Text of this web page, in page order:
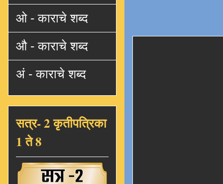
ओ - काराचे शब्द
औ - काराचे शब्द
अं - काराचे शब्द
सत्र- 2 कृतीपत्रिका
1 ते 8